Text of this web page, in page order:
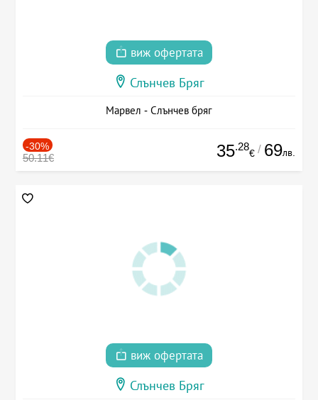
виж офертата
Слънчев Бряг
Марвел - Слънчев бряг
-30%
50.11€ 35.28
€ / 69лв.
виж офертата
Слънчев Бряг